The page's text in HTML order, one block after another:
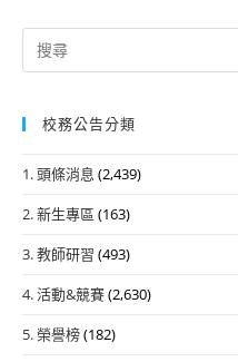
Search
for:
校務公告分類
1. 頭條消息 (2,439)
2. 新生專區 (163)
3. 教師研習 (493)
4. 活動&競賽(2,630)
5. 榮譽榜(182)